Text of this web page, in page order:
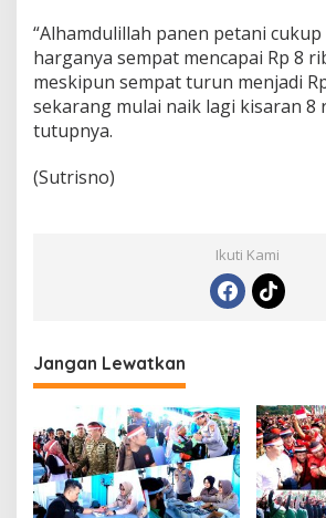
“Alhamdulillah panen petani
harganya sempat mencapai Rp 8
meskipun sempat turun menjadi
sekarang mulai naik lagi kisaran 8
tutupnya.
(Sutrisno)
Ikuti Kami
Jangan Lewatkan